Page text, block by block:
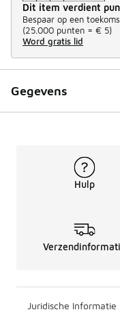
Dit item verdient
Bespaar op een
(25.000 punten = € 5)
Word gratis lid
Gegevens
Hulp
Juridische Informatie